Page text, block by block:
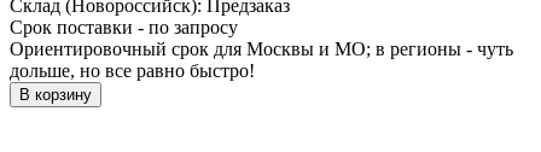
Склад (Новороссийск):
Предзаказ
Срок поставки - по запросу
Ориентировочный срок для Москвы и МО; в регионы - чуть
дольше, но все равно быстро!
В корзину